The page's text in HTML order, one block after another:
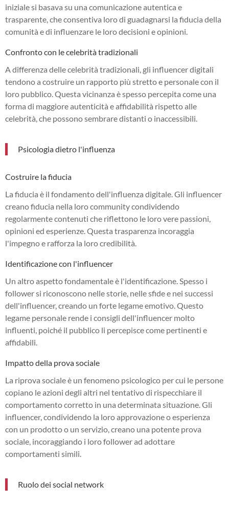
iniziale si basava su una comunicazione autentica e
trasparente, che consentiva loro di guadagnarsi la fiducia della
comunità e di influenzare le loro decisioni e opinioni.
Confronto con le celebrità tradizionali
A differenza delle celebrità tradizionali, gli influencer digitali
tendono a costruire un rapporto più stretto e personale con il
loro pubblico. Questa vicinanza è spesso percepita come una
forma di maggiore autenticità e affidabilità rispetto alle
celebrità, che possono sembrare distanti o inaccessibili.
Psicologia dietro l'influenza
Costruire la fiducia
La fiducia è il fondamento dell'influenza digitale. Gli influencer
creano fiducia nella loro community condividendo
regolarmente contenuti che riflettono le loro vere passioni,
opinioni ed esperienze. Questa trasparenza incoraggia
l'impegno e rafforza la loro credibilità.
Identificazione con l'influencer
Un altro aspetto fondamentale è l'identificazione. Spesso i
follower si riconoscono nelle storie, nelle sfide e nei successi
dell'influencer, creando un forte legame emotivo. Questo
legame personale rende i consigli dell'influencer molto
influenti, poiché il pubblico li percepisce come pertinenti e
affidabili.
Impatto della prova sociale
La riprova sociale è un fenomeno psicologico per cui le persone
copiano le azioni degli altri nel tentativo di rispecchiare il
comportamento corretto in una determinata situazione. Gli
influencer, condividendo la loro approvazione o esperienza
con un prodotto o un servizio, creano una potente prova
sociale, incoraggiando i loro follower ad adottare
comportamenti simili.
Ruolo dei social network